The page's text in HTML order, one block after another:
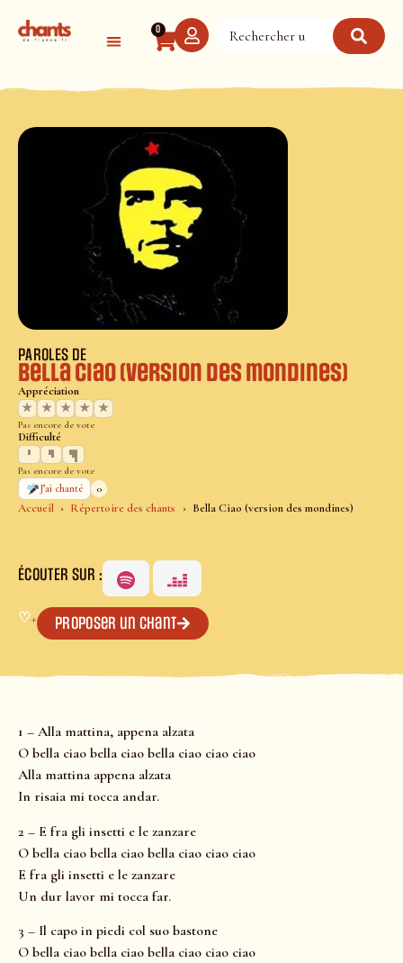
0
Accueil Répertoire des chants Bella Ciao (version des mondines)
PAROLES DE
Bella Ciao (version des mondines)
Appréciation
★
★ ★ ★ ★
Pas encore de vote
Difficulté
Pas encore de vote
J’ai chanté
0
ÉCOUTER SUR :
♡+ Proposer un chant
1 – Alla mattina, appena alzata
O bella ciao bella ciao bella ciao ciao ciao
Alla mattina appena alzata
In risaia mi tocca andar.
2 – E fra gli insetti e le zanzare
O bella ciao bella ciao bella ciao ciao ciao
E fra gli insetti e le zanzare
Un dur lavor mi tocca far.
3 – Il capo in piedi col suo bastone
O bella ciao bella ciao bella ciao ciao ciao